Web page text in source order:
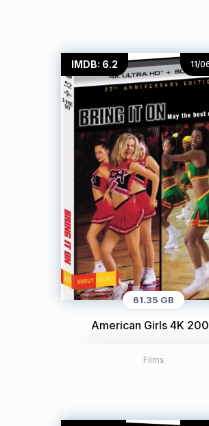
IMDB: 6.2 11/
61.35 GB
American Girls 4K
Films